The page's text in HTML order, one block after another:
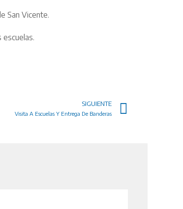
San Vicente.
SIGUIENTE
Visita A Escuelas Y Entrega De Banderas